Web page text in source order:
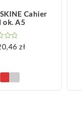
Cahier
ok. A5
zł